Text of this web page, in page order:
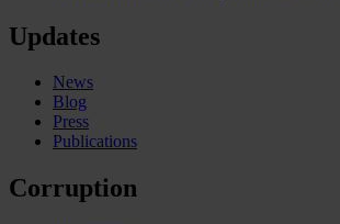
Updates
News
Blog
Press
Publications
Corruption